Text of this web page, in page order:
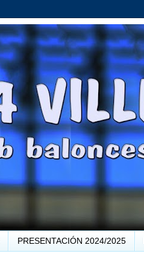
PRESENTACIÓN 2024/2025